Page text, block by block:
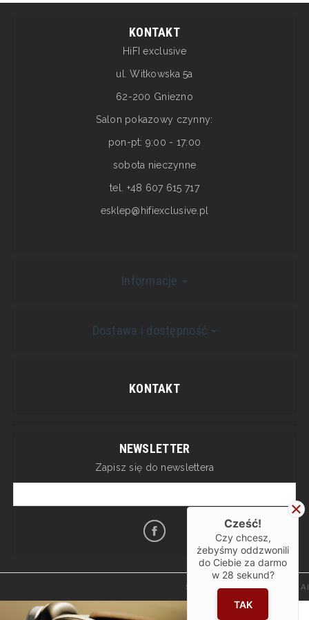
KONTAKT
HiFI exclusive
ul. Witkowska 5a
62-200 Gniezno
Salon pokazowy czynny:
pon-pt: 9:00 - 17:00
sobota nieczynne
tel. +48 607 615 717
esklep@hifiexclusive.pl
Informacje
Dostawa i dostępność
KONTAKT
NEWSLETTER
Zapisz się do newslettera
Sklep internetowy SOTESHOP AI
Cześć!
Czy chcesz,
żebyśmy oddzwonili
do Ciebie za darmo
w 28 sekund?
TAK